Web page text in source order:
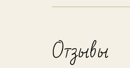
Отзывы